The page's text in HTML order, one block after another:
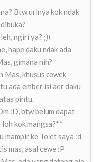
Btw urlnya kok ndak
ngiri ya? ;))
hape daku ndak ada
gimana nih?
Mas, khusus cewek
ada ember isi aer daku
pintu.
:D, btw belum dapat
loh kok mangsa?**
mampir ke Tolet saya :d
mas, asal cewe :P